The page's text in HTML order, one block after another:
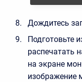
Дождитесь
Подготовьте
распечатать
на экране
изображение